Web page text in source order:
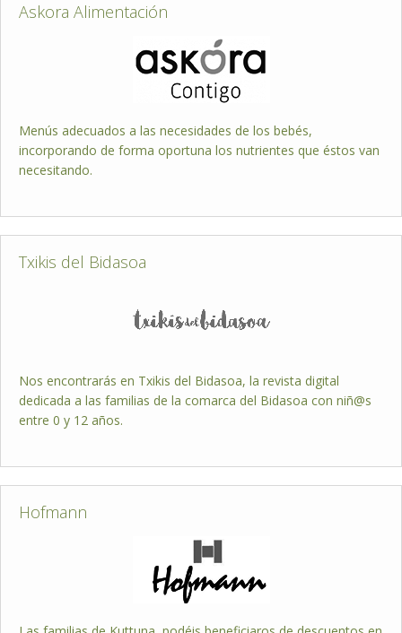
Askora Alimentación
Menús adecuados a las necesidades de los bebés,
incorporando de forma oportuna los nutrientes que éstos van
necesitando.
Txikis del Bidasoa
Nos encontrarás en Txikis del Bidasoa, la revista digital
dedicada a las familias de la comarca del Bidasoa con niñ@s
entre 0 y 12 años.
Hofmann